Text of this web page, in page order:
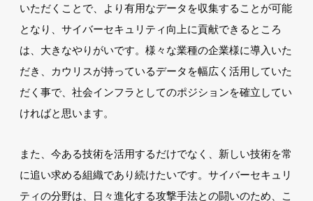
いただくことで、より有用なデータを収集することが可能
となり、サイバーセキュリティ向上に貢献できるところ
は、大きなやりがいです。様々な業種の企業様に導入いた
だき、カウリスが持っているデータを幅広く活用していた
だく事で、社会インフラとしてのポジションを確立してい
ければと思います。
また、今ある技術を活用するだけでなく、新しい技術を常
に追い求める組織であり続けたいです。サイバーセキュリ
ティの分野は、日々進化する攻撃手法との闘いのため、こ